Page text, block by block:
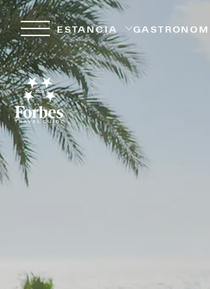
ESTANCIA